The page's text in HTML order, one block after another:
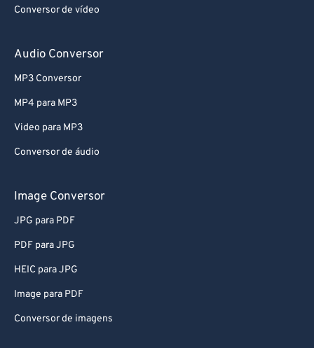
Conversor de vídeo
Audio Conversor
MP3 Conversor
MP4 para MP3
Video para MP3
Conversor de áudio
Image Conversor
JPG para PDF
PDF para JPG
HEIC para JPG
Image para PDF
Conversor de imagens